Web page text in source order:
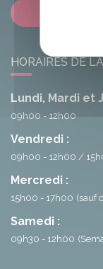
HORAIRES DE
Lundi, Mardi et
09h00 - 12h00
Vendredi :
09h00 - 12h00
Mercredi :
15h00 - 17h00 (sauf
Samedi :
09h30 - 12h00